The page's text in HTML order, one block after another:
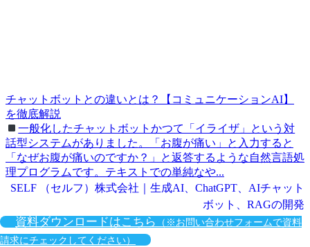
チャットボットとの違いとは？【コミュニケーションAI】
を徹底解説
一般化したチャットボットかつて「イライザ」という対
話型システムがありました。「お腹が痛い」と入力すると
「なぜお腹が痛いのですか？」と返答するような自然言語処
理プログラムです。テキストでの単純なや...
SELF （セルフ）株式会社｜生成AI、ChatGPT、AIチャット
ボット、RAGの開発
資料ダウンロードはこちら
（※お問い合わせフォームで資料
請求にチェックしてください）